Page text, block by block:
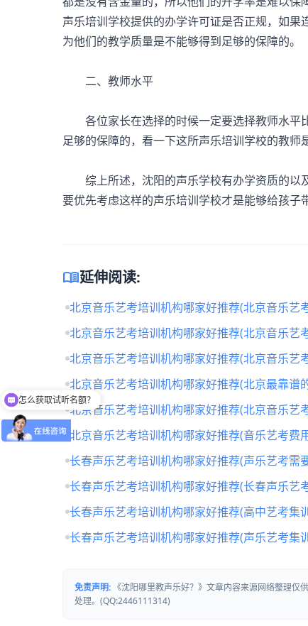
声乐培训学校提供的办学许可证是否正规，如
为他们的教学质量是不能够得到足够的保障的。
二、教师水平
各位家长在选择的时候一定要选择教师水平
足够的保障的，看一下这所声乐培训学校的教师
综上所述，沈阳的声乐学校有办学资质的以
要优先考虑这样的声乐培训学校才是能够给孩子
menu_book延伸阅读:
北京音乐艺考培训机构哪家好推荐(北京音乐艺
北京音乐艺考培训机构哪家好推荐(北京音乐艺
北京音乐艺考培训机构哪家好推荐(北京音乐艺
北京音乐艺考培训机构哪家好推荐(北京最靠谱
北京音乐艺考培训机构哪家好推荐(北京音乐艺
北京音乐艺考培训机构哪家好推荐(音乐艺考费
长春声乐艺考培训机构哪家好推荐(声乐艺考需
长春声乐艺考培训机构哪家好推荐(长春声乐艺
长春声乐艺考培训机构哪家好推荐(高中艺考集
长春声乐艺考培训机构哪家好推荐(声乐艺考集
免责声明: 《沈阳哪里教声乐好？》文章内容来源网络整理
处理。(QQ:2446111314)
怎么获取试听名额？